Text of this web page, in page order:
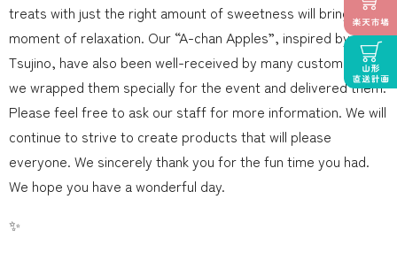
treats with just the right amount of sweetness will bring you a
moment of relaxation. Our “A-chan Apples”, inspired by Akari
Tsujino, have also been well-received by many customers, so
we wrapped them specially for the event and delivered them.
Please feel free to ask our staff for more information. We will
continue to strive to create products that will please
everyone. We sincerely thank you for the fun time you had.
We hope you have a wonderful day.
✨